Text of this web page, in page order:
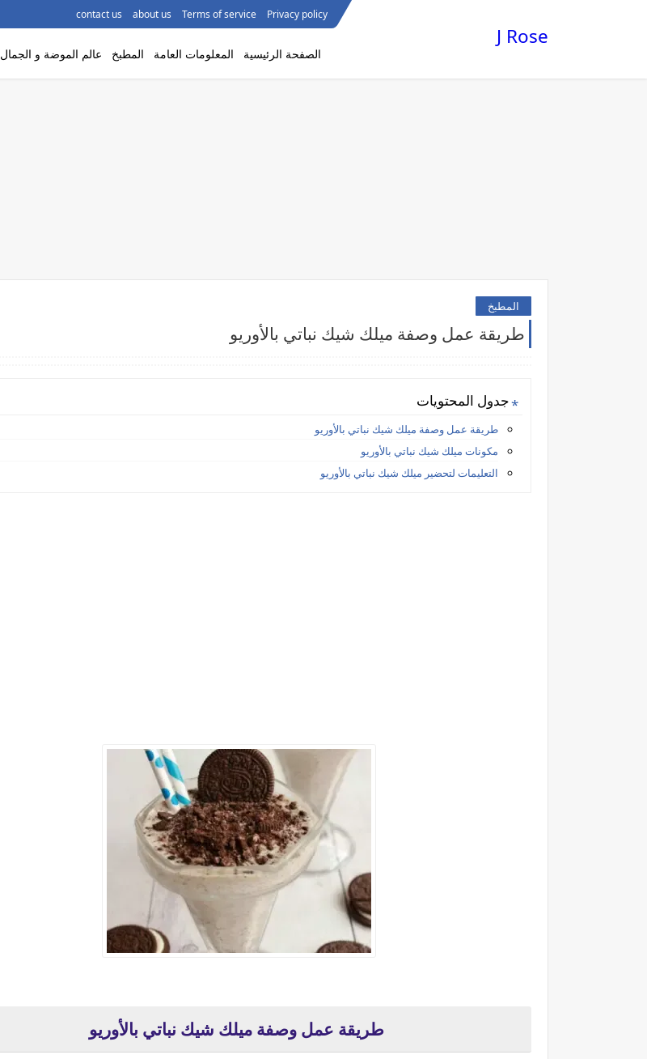
Privacy policy
Terms of service
about us
contact us
J Rose
الصفحة الرئيسية المعلومات العامة المطبخ عالم الموضة و الجمال
المطبخ
طريقة عمل وصفة ميلك شيك نباتي بالأوريو
جدول المحتويات
طريقة عمل وصفة ميلك شيك نباتي بالأوريو
مكونات ميلك شيك نباتي بالأوريو
التعليمات لتحضير ميلك شيك نباتي بالأوريو
طريقة عمل وصفة ميلك شيك نباتي بالأوريو